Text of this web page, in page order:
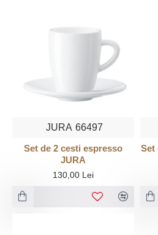
JURA 66497
Set de 2 cesti espresso
JURA
130,00 Lei
Set